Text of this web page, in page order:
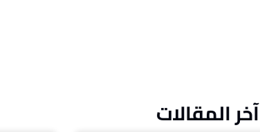
آخر المقالات